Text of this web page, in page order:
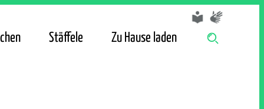
Stäffele Zu Hause laden